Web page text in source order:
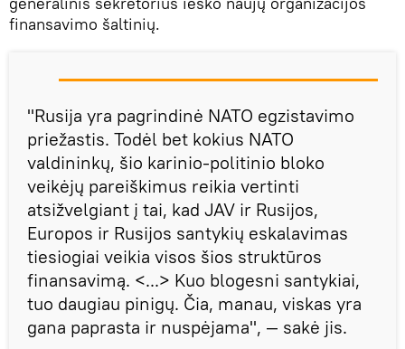
finansavimo šaltinių.
"Rusija yra pagrindinė NATO egzistavimo
priežastis. Todėl bet kokius NATO
valdininkų, šio karinio-politinio bloko
veikėjų pareiškimus reikia vertinti
atsižvelgiant į tai, kad JAV ir Rusijos,
Europos ir Rusijos santykių eskalavimas
tiesiogiai veikia visos šios struktūros
finansavimą. <...> Kuo blogesni santykiai,
tuo daugiau pinigų. Čia, manau, viskas yra
gana paprasta ir nuspėjama", — sakė jis.